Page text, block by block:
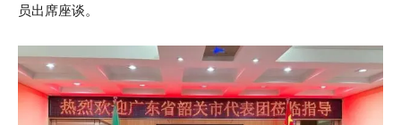
员出席座谈。